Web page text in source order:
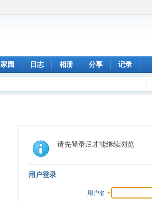
家园 日志 相册 分享 记录
请先登录后才能继续浏览
用户登录
用户名